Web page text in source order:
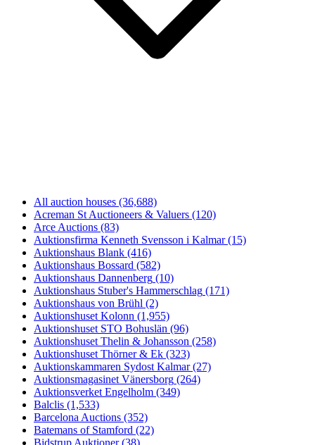
All auction houses (36,688)
Acreman St Auctioneers & Valuers (120)
Arce Auctions (83)
Auktionsfirma Kenneth Svensson i Kalmar (15)
Auktionshaus Blank (416)
Auktionshaus Bossard (582)
Auktionshaus Dannenberg (10)
Auktionshaus Stuber's Hammerschlag (171)
Auktionshaus von Brühl (2)
Auktionshuset Kolonn (1,955)
Auktionshuset STO Bohuslän (96)
Auktionshuset Thelin & Johansson (258)
Auktionshuset Thörner & Ek (323)
Auktionskammaren Sydost Kalmar (27)
Auktionsmagasinet Vänersborg (264)
Auktionsverket Engelholm (349)
Balclis (1,533)
Barcelona Auctions (352)
Batemans of Stamford (22)